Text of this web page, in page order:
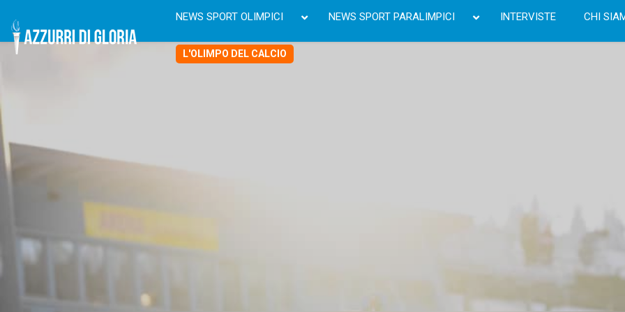
NEWS SPORT OLIMPICI NEWS SPORT PARALIMPICI INTERVISTE CHI
L'OLIMPO DEL CALCIO